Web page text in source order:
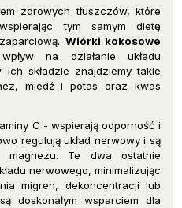
zdrowych tłuszczów, które
tym samym dietę
Wiórki kokosowe
na działanie układu
składzie znajdziemy takie
miedź i potas oraz kwas
C - wspierają odporność i
regulują układ nerwowy i są
magnezu. Te dwa ostatnie
nerwowego, minimalizując
migren, dekoncentracji lub
doskonałym wsparciem dla